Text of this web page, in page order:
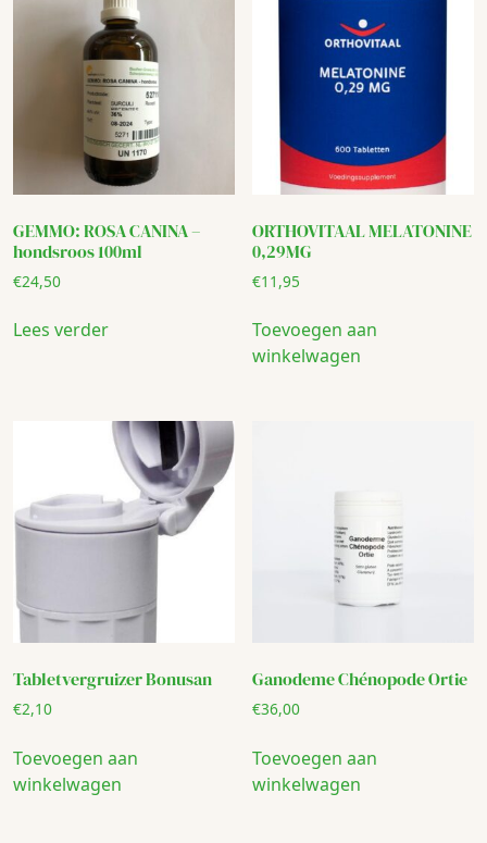
GEMMO: ROSA CANINA –
hondsroos 100ml
€24,50
Lees verder
ORTHOVITAAL MELATONINE
0,29MG
€11,95
Toevoegen aan
winkelwagen
Tabletvergruizer Bonusan
€2,10
Toevoegen aan
winkelwagen
Ganodeme Chénopode Ortie
€36,00
Toevoegen aan
winkelwagen